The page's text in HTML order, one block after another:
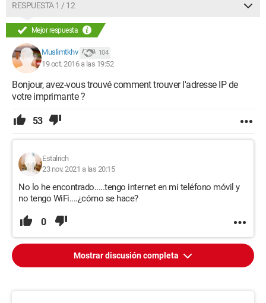
RESPUESTA 1 / 12
Mejor respuesta
Muslimtkhv 104
19 oct. 2016 a las 19:52
Bonjour, avez-vous trouvé comment trouver l'adresse IP de
votre imprimante ?
53
Estalrich
23 nov. 2021 a las 20:15
No lo he encontrado.....tengo internet en mi teléfono móvil y
no tengo WiFi....¿cómo se hace?
0
Mostrar discusión completa